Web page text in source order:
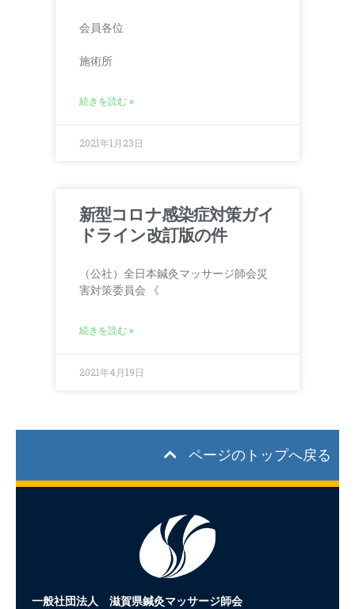
会員各位
施術所
続きを読む »
2021年1月23日
新型コロナ感染症対策ガイ
ドライン改訂版の件
（公社）全日本鍼灸マッサージ師会災
害対策委員会 《
続きを読む »
2021年4月19日
ページのトップへ戻る
一般社団法人 滋賀県鍼灸マッサージ師会